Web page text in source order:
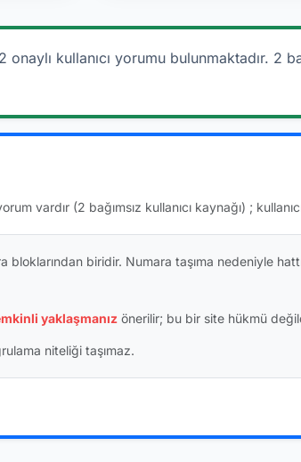
onaylı kullanıcı yorumu bulunmaktadır. 2
vardır (2 bağımsız kullanıcı kaynağı) ;
biridir. Numara taşıma nedeniyle
yaklaşmanız önerilir; bu bir site hükmü
niteliği taşımaz.